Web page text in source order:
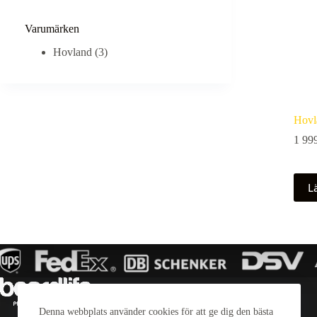
Denna webbplats använder cookies för att ge dig den bästa
1
Varumärken
Hovland (3)